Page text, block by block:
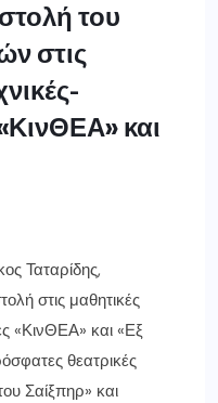
του
στις
και
Ταταρίδης,
στις μαθητικές
«ΚινΘΕΑ» και «Εξ
θεατρικές
Σαίξπηρ» και